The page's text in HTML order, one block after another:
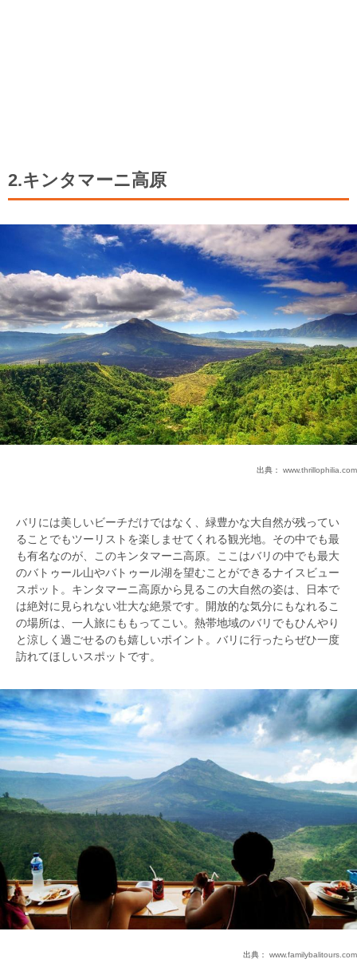
2.キンタマーニ高原
出典： www.thrillophilia.com
バリには美しいビーチだけではなく、緑豊かな大自然が残ってい
ることでもツーリストを楽しませてくれる観光地。その中でも最
も有名なのが、このキンタマーニ高原。ここはバリの中でも最大
のバトゥール山やバトゥール湖を望むことができるナイスビュー
スポット。キンタマーニ高原から見るこの大自然の姿は、日本で
は絶対に見られない壮大な絶景です。開放的な気分にもなれるこ
の場所は、一人旅にももってこい。熱帯地域のバリでもひんやり
と涼しく過ごせるのも嬉しいポイント。バリに行ったらぜひ一度
訪れてほしいスポットです。
出典： www.familybalitours.com